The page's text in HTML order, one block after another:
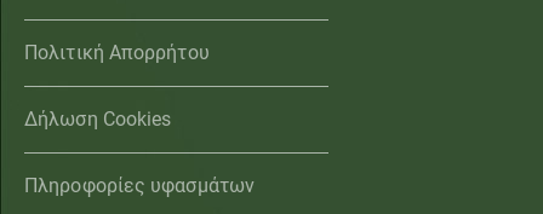
Πολιτική Απορρήτου
Δήλωση Cookies
Πληροφορίες υφασμάτων